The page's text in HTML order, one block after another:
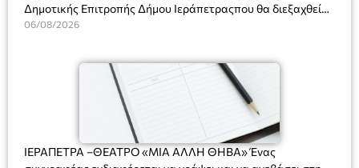
Δημοτικής Επιτροπής Δήμου Ιεράπετραςπου θα διεξαχθεί
στο Δημοτικό Κατάστημα, Δημοκρατίας 31 στην αίθουσα
και λήψη αποφάσεων στα παρακάτω θέματα:
06/08/2026
ΙΕΡΑΠΕΤΡΑ –ΘΕΑΤΡΟ «ΜΙΑ ΑΛΛΗ ΘΗΒΑ» Ένας